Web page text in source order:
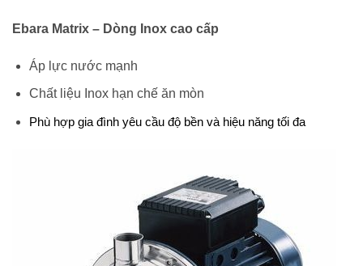
Ebara Matrix – Dòng Inox cao cấp
Áp lực nước mạnh
Chất liệu Inox hạn chế ăn mòn
Phù hợp gia đình yêu cầu độ bền và hiệu năng tối đa